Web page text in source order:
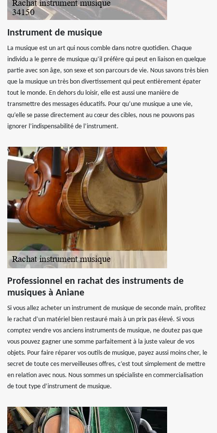
Instrument de musique
La musique est un art qui nous comble dans notre quotidien. Chaque
individu a le genre de musique qu’il préfère qui peut en liaison en quelque
partie avec son âge, son sexe et son parcours de vie. Nous savons très bien
que la musique un très bon divertissement qui peut entièrement épater
tout le monde. En dehors du loisir, elle est aussi une manière de
transmettre des messages éducatifs. Pour qu’une musique a une vie,
qu’elle se passe directement au cœur des cibles, nous ne pouvons pas
ignorer l’indispensabilité de l’instrument.
Professionnel en rachat des instruments de
musiques à Aniane
Si vous allez acheter un instrument de musique de seconde main, profitez
le rachat d’un matériel bien restauré mais à un prix pas élevé. Si vous
comptez vendre vos anciens instruments de musique, ne doutez pas que
vous pouvez gagner une somme parfaitement à la juste valeur de vos
objets. Pour faire réparer vos outils de musique, payez aussi moins cher, le
secret de toute ces merveilleuses offres, c’est tout simplement de mettre
en relation avec nous. Nous sommes un spécialiste en commercialisation
de tout type d’instrument de musique.